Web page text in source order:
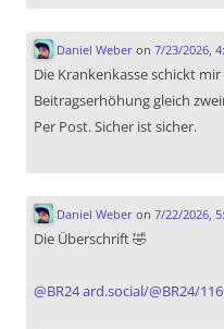
Daniel Weberon 7/23/2026,
Die Krankenkasse schickt
Beitragserhöhung gleich
Per Post. Sicher ist sicher.
Daniel Weberon 7/22/2026,
Die Überschrift 🤣
@BR24ard.social/@BR24/